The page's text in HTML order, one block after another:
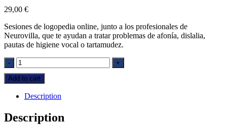
29,00 €
Sesiones de logopedia online, junto a los profesionales de
Neurovilla, que te ayudan a tratar problemas de afonía, dislalia,
pautas de higiene vocal o tartamudez.
-
Sesión
de
logopedia
+
Add to cart
Description
Description